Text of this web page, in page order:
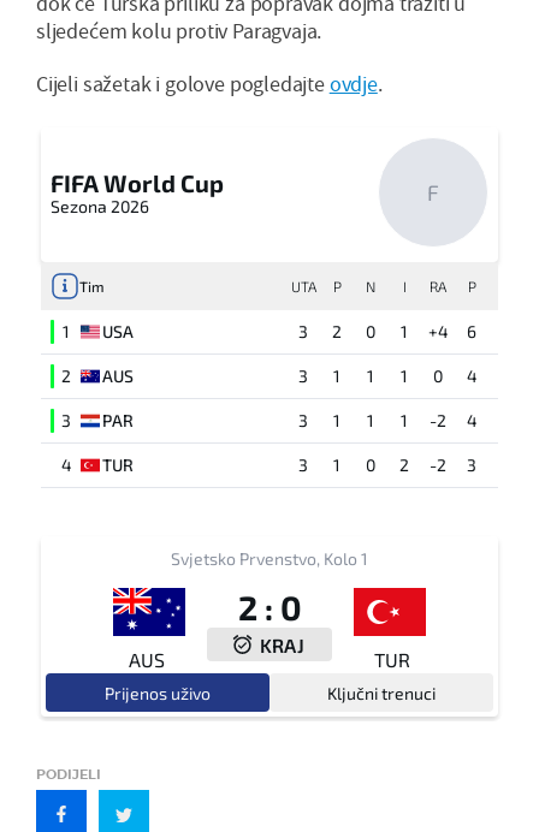
sljedećem kolu protiv Paragvaja.
Cijeli sažetak i golove pogledajteovdje.
FIFA World Cup
Sezona 2026 F
Tim UTA P N I RA P
1 USA 3 2 0 1 +4 6
2 AUS 3 1 1 1 0 4
3 PAR 3 1 1 1 -2 4
4 TUR 3 1 0 2 -2 3
Svjetsko Prvenstvo, Kolo 1
AUS
2 : 0
KRAJ
TUR
Prijenos uživo Ključni trenuci
PODIJELI